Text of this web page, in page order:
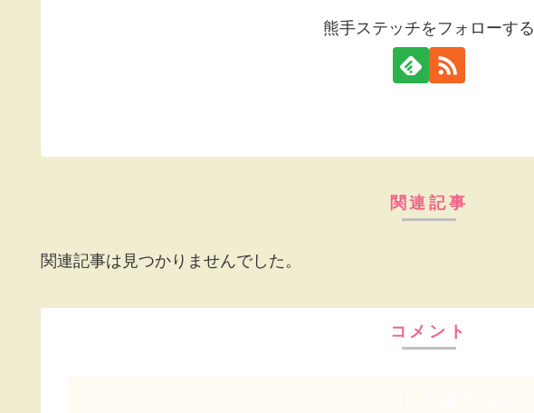
熊手ステッチをフォローする
関連記事
関連記事は見つかりませんでした。
コメント